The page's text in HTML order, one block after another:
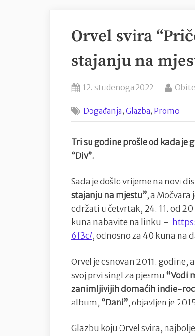
Orvel svira
stajanju na
Posted
12. studenoga 2022 By
Događanja,Glazba, Promo
Tri su godine prošle od kada je
“Div”.
Sada je došlo vrijeme na novi
stajanju na mjestu”, a Močvara
održati u četvrtak, 24. 11. od
kuna nabavite na linku –
6f3c/, odnosno za 40 kuna na
Orvel je osnovan 2011.
svoj prvi singl za pjesmu “Vodi
zanimljivijih domaćih indie-
album, “Dani”, objavljen je
Glazbu koju Orvel svira,